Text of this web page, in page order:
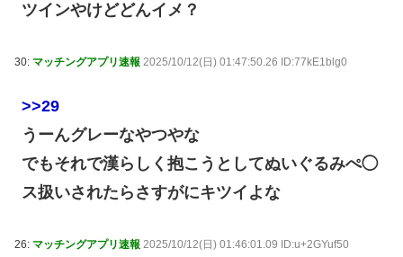
ツインやけどどんイメ？
30: マッチングアプリ速報 2025/10/12(日) 01:47:50.26 ID:77kE1blg0
>>29
うーんグレーなやつやな
でもそれで漢らしく抱こうとしてぬいぐるみぺ◯
ス扱いされたらさすがにキツイよな
26: マッチングアプリ速報 2025/10/12(日) 01:46:01.09 ID:u+2GYuf50